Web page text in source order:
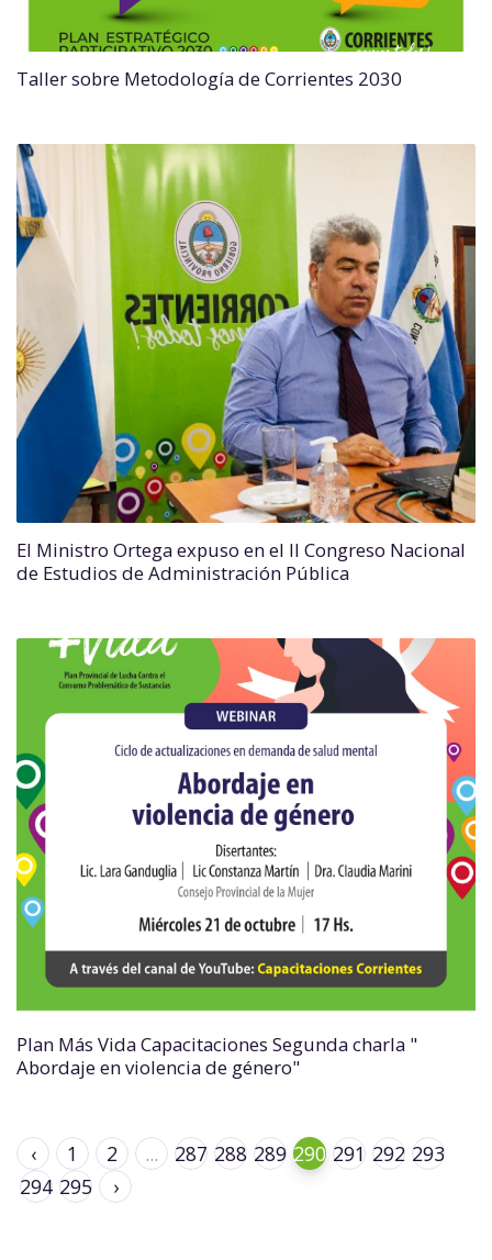
Taller sobre Metodología de Corrientes 2030
El Ministro Ortega expuso en el II Congreso Nacional
de Estudios de Administración Pública
Plan Más Vida Capacitaciones Segunda charla "
Abordaje en violencia de género"
‹ 1 2 ... 287 288 289 290 291 292 293
294 295 ›